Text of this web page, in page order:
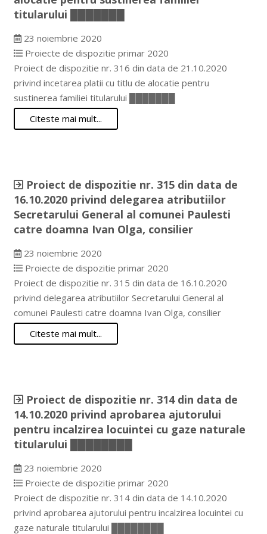
titularului ███████
23 noiembrie 2020
Proiecte de dispozitie primar 2020
Proiect de dispozitie nr. 316 din data de 21.10.2020
privind incetarea platii cu titlu de alocatie pentru
sustinerea familiei titularului ███████
Citeste mai mult...
Proiect de dispozitie nr. 315 din data de
16.10.2020 privind delegarea atributiilor
Secretarului General al comunei Paulesti
catre doamna Ivan Olga, consilier
23 noiembrie 2020
Proiecte de dispozitie primar 2020
Proiect de dispozitie nr. 315 din data de 16.10.2020
privind delegarea atributiilor Secretarului General al
comunei Paulesti catre doamna Ivan Olga, consilier
Citeste mai mult...
Proiect de dispozitie nr. 314 din data de
14.10.2020 privind aprobarea ajutorului
pentru incalzirea locuintei cu gaze naturale
titularului ████████
23 noiembrie 2020
Proiecte de dispozitie primar 2020
Proiect de dispozitie nr. 314 din data de 14.10.2020
privind aprobarea ajutorului pentru incalzirea locuintei cu
gaze naturale titularului ████████